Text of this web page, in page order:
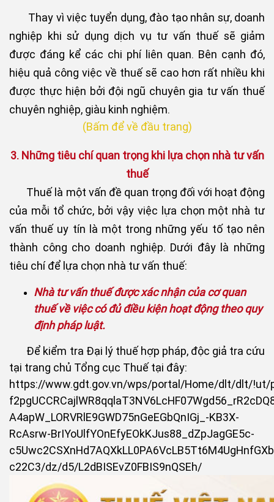
Thay vì việc tuyển dụng, đào tạo nhân sự, doanh
nghiệp khi sử dụng dịch vụ tư vấn thuế sẽ giảm
được đáng kể các chi phí liên quan. Bên cạnh đó,
hiệu quả công việc về thuế sẽ cao hơn rất nhiều khi
được thực hiện bởi đội ngũ chuyên gia tư vấn thuế
chuyên nghiệp, giàu kinh nghiệm.
(Bấm để về đầu trang)​
3. Những tiêu chí quan trọng khi lựa chọn nhà tư vấn
thuế
Thuế là một vấn đề quan trọng đối với hoạt động
của mỗi tổ chức, bởi vậy việc lựa chọn một nhà tư
vấn thuế uy tín là một trong những yếu tố tạo nên
thành công cho doanh nghiệp. Dưới đây là những
tiêu chí để lựa chọn nhà tư vấn thuế:
Nhà tư vấn thuế được xác nhận của cơ quan
thuế về việc có đủ điều kiện hoạt động theo quy
định pháp luật.
Để kiểm tra Đại lý thuế hợp pháp, độc giả tra cứu
tại trang chủ Tổng cục Thuế tại đây:
https://www.gdt.gov.vn/wps/portal/Home/dlt/dlt/!ut/
A4apW_LORVRlE9GWD75nGeEGbQnIGj_-KB3X-
RcAsrw-BrIYoUlfYOnEfyEOkKJus88_dZpJagGE5c-
c22C3/dz/d5/L2dBISEvZ0FBIS9nQSEh/